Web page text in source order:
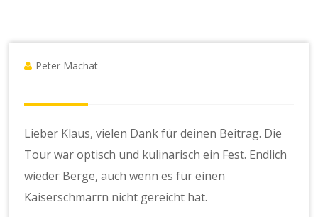
Peter Machat
Lieber Klaus, vielen Dank für deinen Beitrag. Die
Tour war optisch und kulinarisch ein Fest. Endlich
wieder Berge, auch wenn es für einen
Kaiserschmarrn nicht gereicht hat.